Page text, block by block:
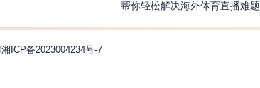
帮你轻松解决海外体育直播难题
湘ICP备2023004234号-7